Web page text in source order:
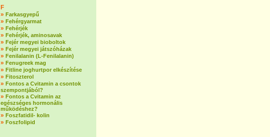
F
» Farkasgyepű
» Fehérgyarmat
» Fehérjék
» Fehérjék, aminosavak
» Fejér megyei bioboltok
» Fejér megyei játszóházak
» Fenilalanin (L-Fenilalanin)
» Fenugreek mag
» Fitline joghurtpor elkészítése
» Fitoszterol
» Fontos a Cvitamin a csontok
szempontjából?
» Fontos a Cvitamin az
egészséges hormonális
működéshez?
» Foszfatidil- kolin
» Foszfolipid